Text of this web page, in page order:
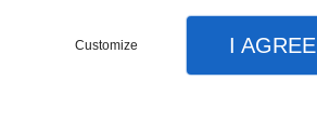
Customize I AGREE